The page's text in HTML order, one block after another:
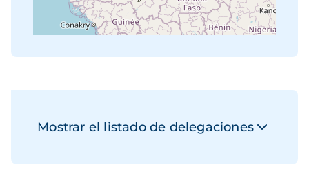
Mostrar el listado de delegaciones